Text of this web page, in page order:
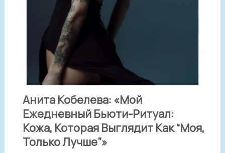
Анита Кобелева: «Мой
Ежедневный Бьюти-Ритуал:
Кожа, Которая Выглядит Как “моя,
Только Лучше”»